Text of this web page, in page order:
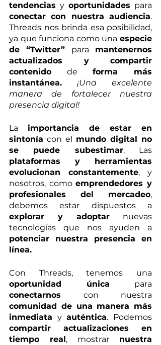
tendencias y oportunidades
conectar con nuestra audiencia.
Threads nos brinda esa posibilidad,
ya que funciona como una especie
de “Twitter” para mantenernos
actualizados y compartir
contenido de forma más
instantánea.
¡Una excelente
manera de fortalecer nuestra
presencia digital!
La importancia de estar en
sintonía con el mundo digital no
se puede subestimar
plataformas y herramientas
evolucionan constantemente, y
nosotros, como emprendedores y
profesionales del mercadeo,
explorar y adoptar nuevas
potenciar nuestra presencia en
línea.
oportunidad única
conectarnos
comunidad de una manera más
inmediata y auténtica
compartir actualizaciones en
tiempo real, mostrar nuestra